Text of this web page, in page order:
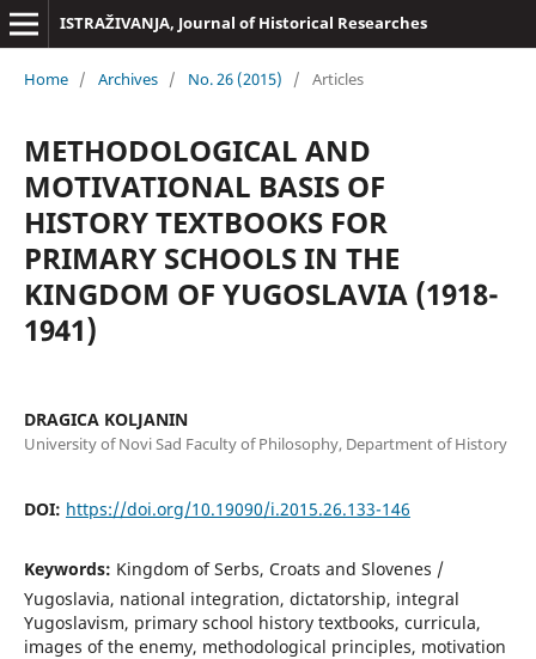
ISTRAŽIVANJA, Јournal of Historical Researches
Home / Archives / No. 26 (2015) / Articles
METHODOLOGICAL AND
MOTIVATIONAL BASIS OF
HISTORY TEXTBOOKS FOR
PRIMARY SCHOOLS IN THE
KINGDOM OF YUGOSLAVIA (1918-
1941)
DRAGICA KOLJANIN
University of Novi Sad Faculty of Philosophy, Department of History
DOI: https://doi.org/10.19090/i.2015.26.133-146
Keywords: Kingdom of Serbs, Croats and Slovenes /
Yugoslavia, national integration, dictatorship, integral
Yugoslavism, primary school history textbooks, curricula,
images of the enemy, methodological principles, motivation